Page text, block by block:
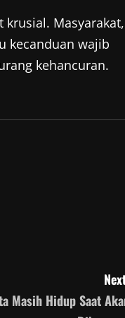
krusial. Masyarakat,
kecanduan wajib
kehancuran.
Masih Hidup Saat